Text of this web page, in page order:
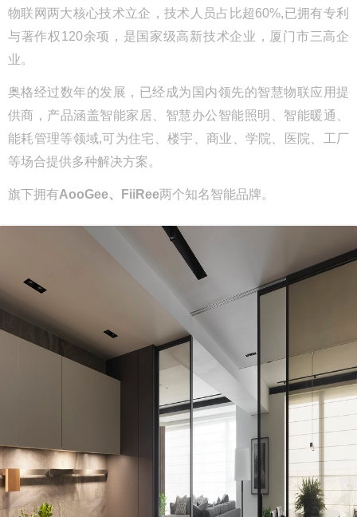
物联网两大核心技术立企，技术人员占比超60%,已拥有专利
与著作权120余项，是国家级高新技术企业，厦门市三高企
业。
奥格经过数年的发展，已经成为国内领先的智慧物联应用提
供商，产品涵盖智能家居、智慧办公智能照明、智能暖通、
能耗管理等领域,可为住宅、楼宇、商业、学院、医院、工厂
等场合提供多种解决方案。
旗下拥有AooGee、FiiRee两个知名智能品牌。